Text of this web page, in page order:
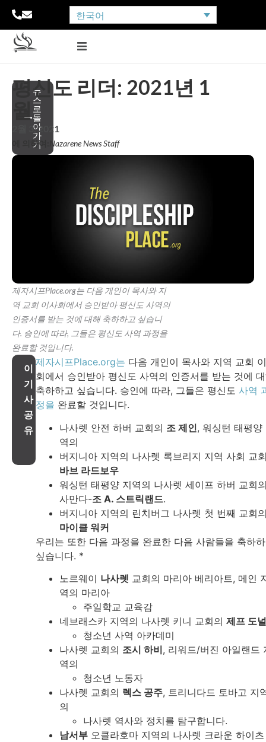
한국어
뉴
스
로
돌
아
가
기
평신도 리더: 2021년 1
2월 3, 2021
에 의하여: Nazarene News Staff
제자시프Place.org는 다음 개인이 목사와 지
역 교회 이사회에서 승인받아 평신도 사역의
인증서를 받는 것에 대해 축하하고 싶습니
다. 승인에 따라, 그들은 평신도 사역 과정을
완료할 것입니다.
이
기
사
공
유
제자시프Place.org는 다음 개인이 목사와 지역 교회
회에서 승인받아 평신도 사역의 인증서를 받는 것에
축하하고 싶습니다. 승인에 따라, 그들은 평신도 사역
정을 완료할 것입니다.
나사렛 안전 하버 교회의 조 제인, 워싱턴 태평양
역의
버지니아 지역의 나사렛 록브리지 지역 사회 교
바브 라드보우
워싱턴 태평양 지역의 나사렛 세이프 하버 교회
사만다-조 A. 스트릭랜드.
버지니아 지역의 린치버그 나사렛 첫 번째 교회
마이클 워커
우리는 또한 다음 과정을 완료한 다음 사람들을 축하
싶습니다. *
노르웨이 나사렛 교회의 마리아 베리아트, 메인
역의 마리아
주일학교 교육감
네브래스카 지역의 나사렛 키니 교회의 제프 도
청소년 사역 아카데미
나사렛 교회의 조시 하비, 리워드/버진 아일랜드
역의
청소년 노동자
나사렛 교회의 렉스 공주, 트리니다드 토바고 지
의
나사렛 역사와 정치를 탐구합니다.
남서부 오클라호마 지역의 나사렛 크라운 하이